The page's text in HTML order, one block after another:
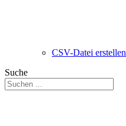
CSV-Datei erstellen
Suche